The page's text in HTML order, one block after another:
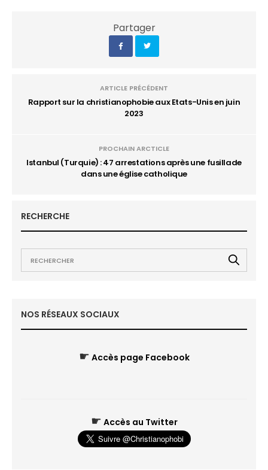
Partager
ARTICLE PRÉCÉDENT
Rapport sur la christianophobie aux Etats-Unis en juin
2023
PROCHAIN ARCTICLE
Istanbul (Turquie) : 47 arrestations après une fusillade
dans une église catholique
RECHERCHE
NOS RÉSEAUX SOCIAUX
☛ Accès page Facebook
☛ Accès au Twitter